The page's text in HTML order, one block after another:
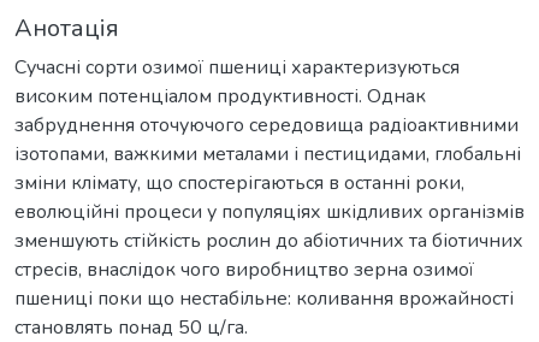
Анотація
Сучасні сорти озимої пшениці характеризуються
високим потенціалом продуктивності. Однак
забруднення оточуючого середовища радіоактивними
ізотопами, важкими металами і пестицидами, глобальні
зміни клімату, що спостерігаються в останні роки,
еволюційні процеси у популяціях шкідливих організмів
зменшують стійкість рослин до абіотичних та біотичних
стресів, внаслідок чого виробництво зерна озимої
пшениці поки що нестабільне: коливання врожайності
становлять понад 50 ц/га.